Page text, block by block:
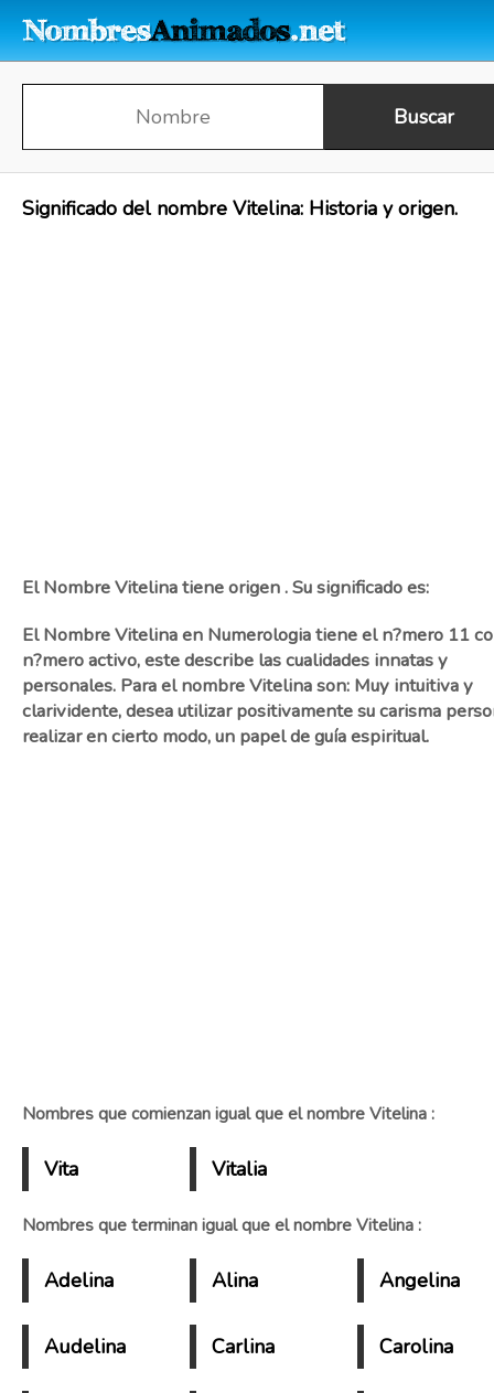
Significado del nombre Vitelina: Historia y origen.
El Nombre Vitelina tiene origen . Su significado es:
El Nombre Vitelina en Numerologia tiene el n?mero 11
n?mero activo, este describe las cualidades innatas y
personales. Para el nombre Vitelina son: Muy intuitiva y
clarividente, desea utilizar positivamente su carisma
realizar en cierto modo, un papel de guía espiritual.
Nombres que comienzan igual que el nombre Vitelina :
Vita Vitalia
Nombres que terminan igual que el nombre Vitelina :
Adelina Alina Angelina
Audelina Carlina Carolina